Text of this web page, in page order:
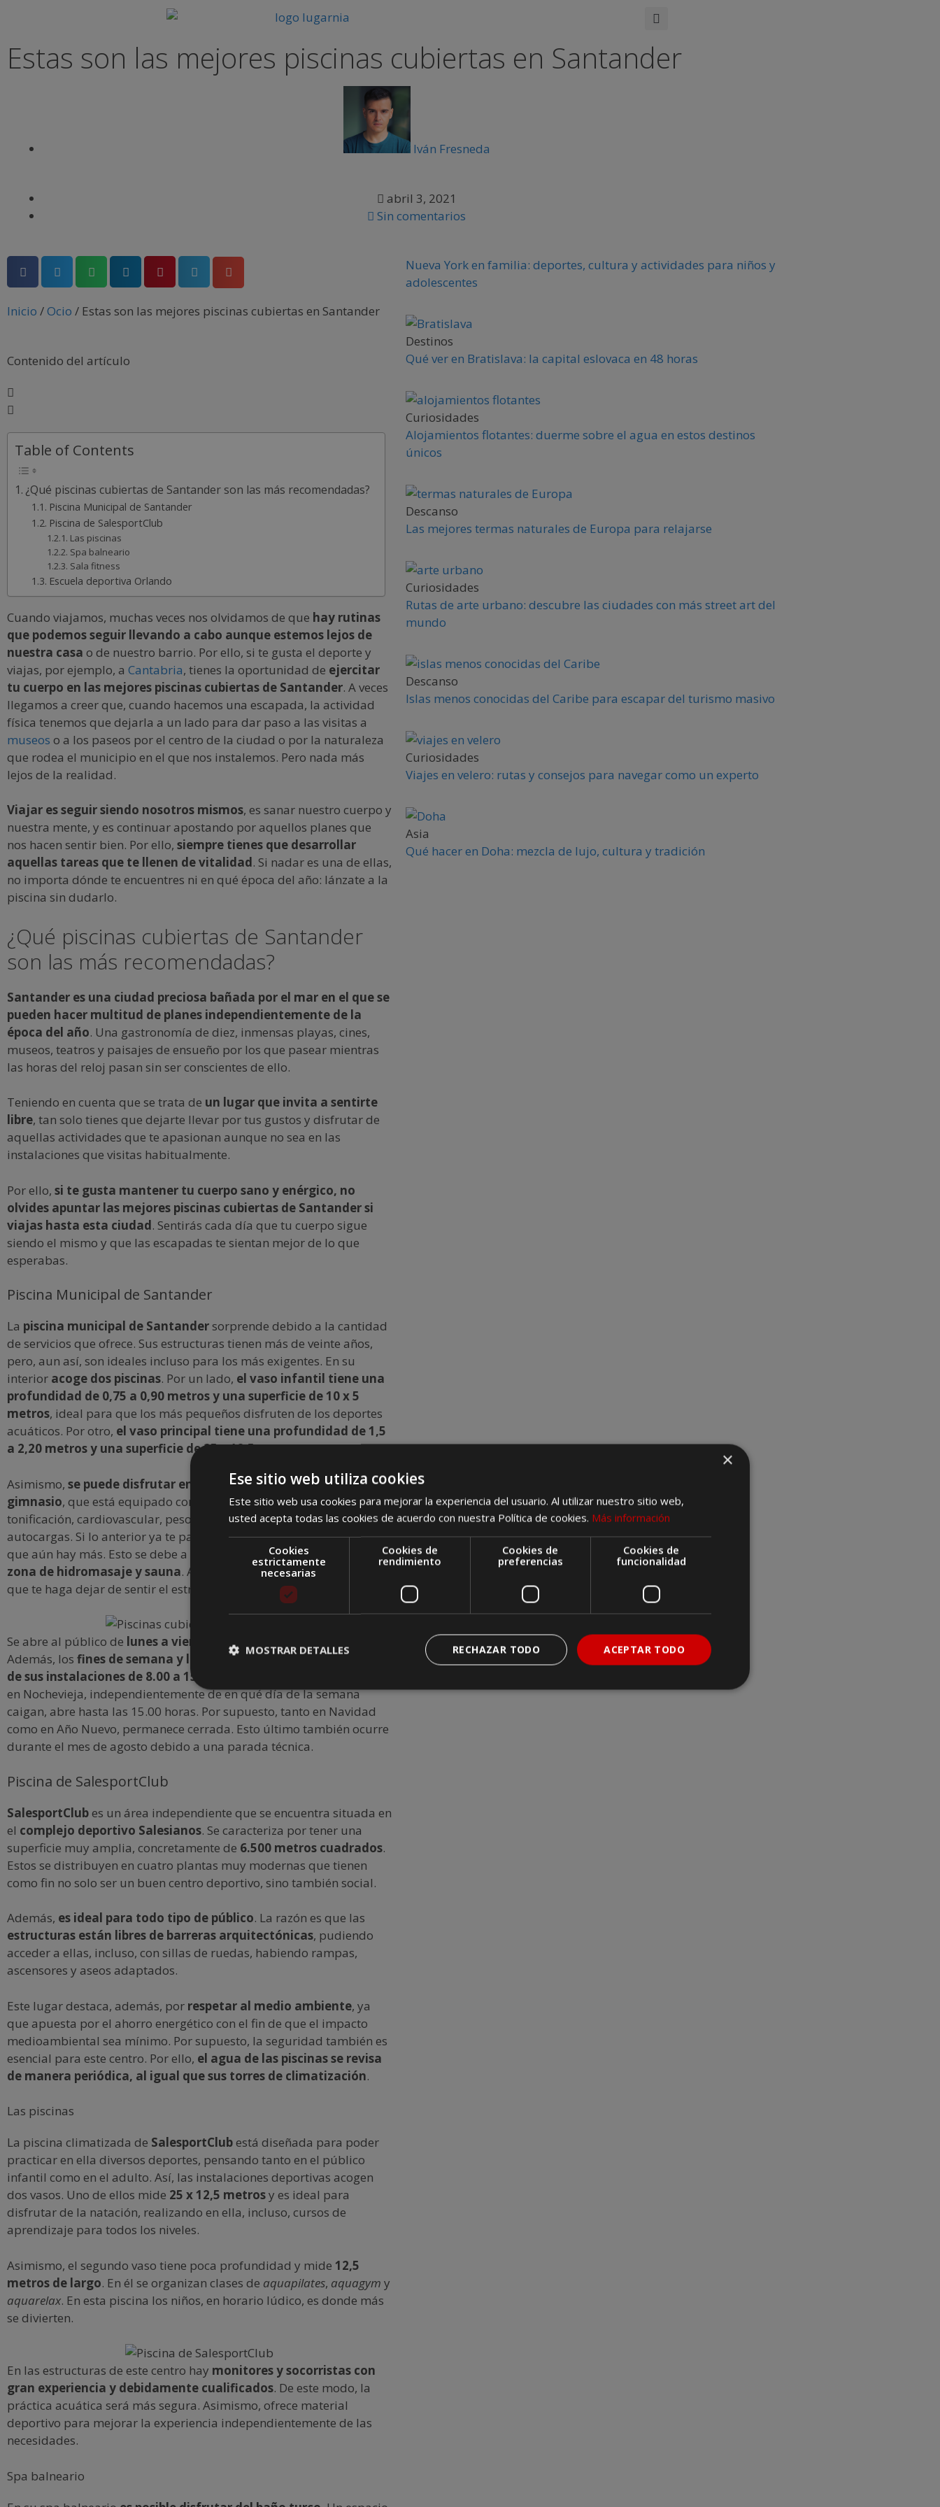
Estas son las mejores piscinas cubiertas en Santander
Iván Fresneda
abril 3, 2021
Sin comentarios
Inicio /Ocio / Estas son las mejores piscinas cubiertas en Santander
Contenido del artículo
Table of Contents
¿Qué piscinas cubiertas de Santander son las más recomendadas?
Piscina Municipal de Santander
Piscina de SalesportClub
Las piscinas
Spa balneario
Sala fitness
Escuela deportiva Orlando
Cuando viajamos, muchas veces nos olvidamos de que hay rutinas
que podemos seguir llevando a cabo aunque estemos lejos de
nuestra casa o de nuestro barrio. Por ello, si te gusta el deporte y
viajas, por ejemplo, a Cantabria, tienes la oportunidad de ejercitar
tu cuerpo en las mejores piscinas cubiertas de Santander. A veces
llegamos a creer que, cuando hacemos una escapada, la actividad
física tenemos que dejarla a un lado para dar paso a las visitas a
museos o a los paseos por el centro de la ciudad o por la naturaleza
que rodea el municipio en el que nos instalemos. Pero nada más
lejos de la realidad.
Viajar es seguir siendo nosotros mismos, es sanar nuestro cuerpo y
nuestra mente, y es continuar apostando por aquellos planes que
nos hacen sentir bien. Por ello, siempre tienes que desarrollar
aquellas tareas que te llenen de vitalidad. Si nadar es una de ellas,
no importa dónde te encuentres ni en qué época del año: lánzate a la
piscina sin dudarlo.
¿Qué piscinas cubiertas de Santander
son las más recomendadas?
Santander es una ciudad preciosa bañada por el mar en el que se
pueden hacer multitud de planes independientemente de la
época del año. Una gastronomía de diez, inmensas playas, cines,
museos, teatros y paisajes de ensueño por los que pasear mientras
las horas del reloj pasan sin ser conscientes de ello.
Teniendo en cuenta que se trata de un lugar que invita a sentirte
libre, tan solo tienes que dejarte llevar por tus gustos y disfrutar de
aquellas actividades que te apasionan aunque no sea en las
instalaciones que visitas habitualmente.
Por ello, si te gusta mantener tu cuerpo sano y enérgico, no
olvides apuntar las mejores piscinas cubiertas de Santander si
viajas hasta esta ciudad. Sentirás cada día que tu cuerpo sigue
siendo el mismo y que las escapadas te sientan mejor de lo que
esperabas.
Piscina Municipal de Santander
La piscina municipal de Santander sorprende debido a la cantidad
de servicios que ofrece. Sus estructuras tienen más de veinte años,
pero, aun así, son ideales incluso para los más exigentes. En su
interior acoge dos piscinas. Por un lado, el vaso infantil tiene una
profundidad de 0,75 a 0,90 metros y una superficie de 10 x 5
metros, ideal para que los más pequeños disfruten de los deportes
acuáticos. Por otro, el vaso principal tiene una profundidad de 1,5
a 2,20 metros y una superficie de 25 x 12,5 metros.
Asimismo, se puede disfrutar en su interior de un pequeño
gimnasio, que está equipado con máquinas para trabajo de
tonificación, cardiovascular, peso libre, estiramientos y zona para
autocargas. Si lo anterior ya te parece suficiente, tenemos que decirte
que aún hay más. Esto se debe a que
también presume de una
zona de hidromasaje y sauna. Así podrás conseguir esa relajación
que te haga dejar de sentir el estrés que acumulamos día tras día.
Se abre al público de lunes a viernes de 8.00 a 22.30 horas
Además, los fines de semana y los días festivos puede disfrutarse
de sus instalaciones de 8.00 a 15.00 horas
en Nochevieja, independientemente de en qué día de la semana
caigan, abre hasta las 15.00 horas. Por supuesto, tanto en Navidad
como en Año Nuevo, permanece cerrada. Esto último también ocurre
durante el mes de agosto debido a una parada técnica.
Piscina de SalesportClub
SalesportClubes un área independiente que se encuentra situada en
el complejo deportivo Salesianos. Se caracteriza por tener una
superficie muy amplia, concretamente de 6.500 metros cuadrados.
Estos se distribuyen en cuatro plantas muy modernas que tienen
como fin no solo ser un buen centro deportivo, sino también social.
Además, es ideal para todo tipo de público. La razón es que las
estructuras están libres de barreras arquitectónicas, pudiendo
acceder a ellas, incluso, con sillas de ruedas, habiendo rampas,
ascensores y aseos adaptados.
Este lugar destaca, además, por respetar al medio ambiente, ya
que apuesta por el ahorro energético con el fin de que el impacto
medioambiental sea mínimo. Por supuesto, la seguridad también es
esencial para este centro. Por ello, el agua de las piscinas se revisa
de manera periódica, al igual que sus torres de climatización.
Las piscinas
La piscina climatizada de SalesportClubestá diseñada para poder
practicar en ella diversos deportes, pensando tanto en el público
infantil como en el adulto. Así, las instalaciones deportivas acogen
dos vasos. Uno de ellos mide 25 x 12,5 metrosy es ideal para
disfrutar de la natación, realizando en ella, incluso, cursos de
aprendizaje para todos los niveles.
Asimismo, el segundo vaso tiene poca profundidad y mide 12,5
metros de largo. En él se organizan clases de aquapilates, aquagym y
aquarelax. En esta piscina los niños, en horario lúdico, es donde más
se divierten.
En las estructuras de este centro hay monitores y socorristas con
gran experiencia y debidamente cualificados. De este modo, la
práctica acuática será más segura. Asimismo, ofrece material
deportivo para mejorar la experiencia independientemente de las
necesidades.
Spa balneario
Nueva York en familia: deportes, cultura y actividades para niños y
adolescentes
Destinos
Qué ver en Bratislava: la capital eslovaca en 48 horas
Curiosidades
Alojamientos flotantes: duerme sobre el agua en estos destinos
únicos
Descanso
Las mejores termas naturales de Europa para relajarse
Curiosidades
Rutas de arte urbano: descubre las ciudades con más street art del
mundo
Descanso
Islas menos conocidas del Caribe para escapar del turismo masivo
Curiosidades
Viajes en velero: rutas y consejos para navegar como un experto
Asia
Qué hacer en Doha: mezcla de lujo, cultura y tradición
×
Ese sitio web utiliza cookies
Este sitio web usa cookies para mejorar la experiencia del usuario. Al utilizar nuestro sitio web,
usted acepta todas las cookies de acuerdo con nuestra Política de cookies. Más información
Cookies
estrictamente
necesarias
Cookies de
rendimiento
Cookies de
preferencias
Cookies de
funcionalidad
ACEPTAR TODO
RECHAZAR TODO
MOSTRAR DETALLES